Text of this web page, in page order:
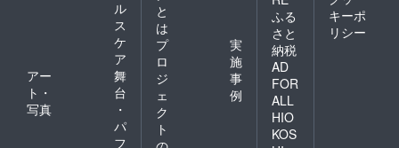
災害に
備え、
ル
ス
ケ
ア
アー
ト・
写真
舞
台
・
パ
フ
と
は
プ
ロ
ジ
ェ
ク
ト
実
施
事
例
ふる
さと
納税
AD
FOR
ALL
HIO
KOS
キーポ
リシー